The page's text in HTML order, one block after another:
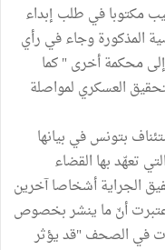
مكتوبا في طلب إبداء
المذكورة وجاء في رأي
محكمة أخرى " كما
العسكري لمواصلة
بتونس في بيانها
تعهّد بها القضاء
الجراية أشخاصا آخرين
أنّ ما ينشر بخصوص
في الصحف "قد يؤثر